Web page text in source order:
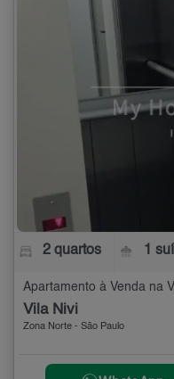
2 quartos 1
Apartamento à Venda na
Vila Nivi
Zona Norte - São Paulo